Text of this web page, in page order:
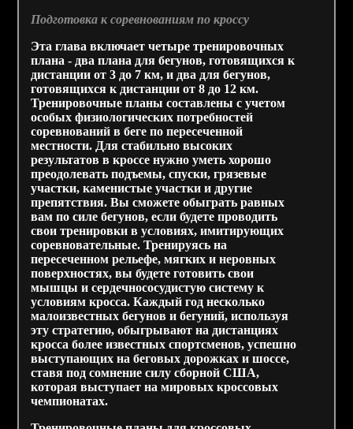
Подготовка к соревнованиям по кроссу
Эта глава включает четыре тренировочных
плана - два плана для бегунов, готовящихся к
дистанции от 3 до 7 км, и два для бегунов,
готовящихся к дистанции от 8 до 12 км.
Тренировочные планы составлены с учетом
особых физиологических потребностей
соревнований в беге по пересеченной
местности. Для стабильно высоких
результатов в кроссе нужно уметь хорошо
преодолевать подъемы, спуски, грязевые
участки, каменистые участки и другие
препятствия. Вы сможете обыграть равных
вам по силе бегунов, если будете проводить
свои тренировки в условиях, имитирующих
соревновательные. Тренируясь на
пересеченном рельефе, мягких и неровных
поверхностях, вы будете готовить свои
мышцы и сердечнососудистую систему к
условиям кросса. Каждый год несколько
малоизвестных бегунов и бегуний, используя
эту стратегию, обыгрывают на дистанциях
кросса более известных спортсменов, успешно
выступающих на беговых дорожках и шоссе,
ставя под сомнение силу сборной США,
которая выступает на мировых кроссовых
чемпионатах.